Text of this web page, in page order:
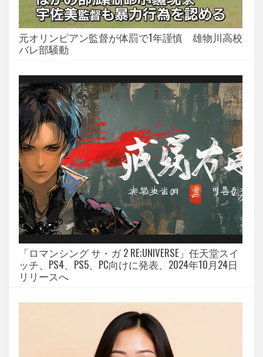
元オリンピアン監督が体罰で1年謹慎 雄物川高校
バレ部騒動
「ロマンシング サ・ガ 2 RE;UNIVERSE」任天堂スイ
ッチ、PS4、PS5、PC向けに発表、2024年10月24日
リリースへ